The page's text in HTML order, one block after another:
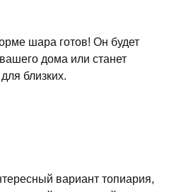
шара готов! Он будет
дома или станет
близких.
вариант топиария,